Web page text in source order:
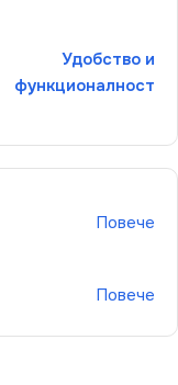
Удобство и
функционалност
Повече
Повече